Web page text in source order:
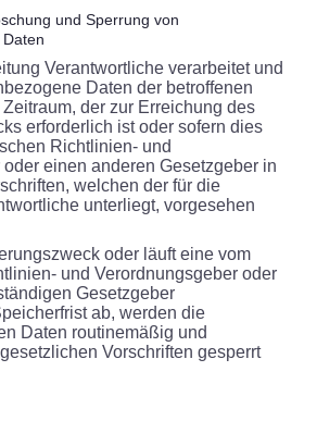
und Sperrung von
Verantwortliche verarbeitet und
Daten der betroffenen
der zur Erreichung des
erforderlich ist oder sofern dies
Richtlinien- und
einen anderen Gesetzgeber in
welchen der für die
unterliegt, vorgesehen
oder läuft eine vom
und Verordnungsgeber oder
Gesetzgeber
ab, werden die
Daten routinemäßig und
Vorschriften gesperrt